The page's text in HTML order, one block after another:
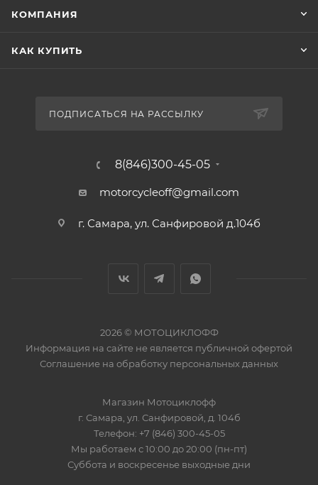
КОМПАНИЯ
КАК КУПИТЬ
ПОДПИСАТЬСЯ НА РАССЫЛКУ
8(846)300-45-05
motorcycleoff@gmail.com
г. Самара, ул. Санфировой д.104б
2026 © МОТОЦИКЛОФФ
Информация на сайте не является публичной офертой
Соглашение на обработку персональных данных
Магазин Мотоциклофф
г. Самара ул. Санфировой, д. 104б
Телефон: +7 (846) 300-45-05
Мы работаем с 10:00 до 20:00 (пн-пт)
Суббота и воскресенье выходные дни